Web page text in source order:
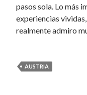
pasos sola. Lo más
experiencias
realmente admiro
AUSTRIA